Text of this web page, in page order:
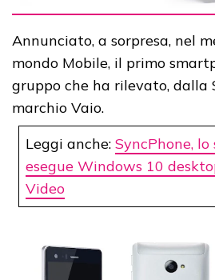
Annunciato, a sorpresa, nel
mondo Mobile, il primo
gruppo che ha rilevato, dalla
marchio Vaio.
Leggi anche: SyncPhone,
esegue Windows 10
Video